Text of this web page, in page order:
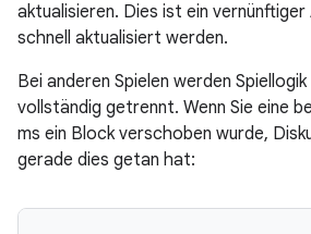
aktualisieren. Dies ist ein
schnell aktualisiert werden.
Bei anderen Spielen werden Spiellogik
vollständig getrennt. Wenn Sie eine
ms ein Block verschoben wurde,
gerade dies getan hat: